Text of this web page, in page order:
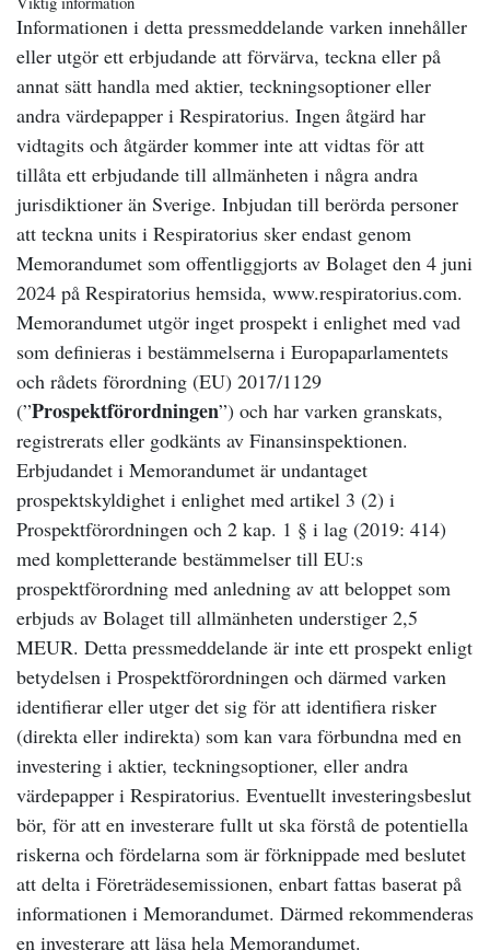
Informationen i detta pressmeddelande varken innehåller
eller utgör ett erbjudande att förvärva, teckna eller på
annat sätt handla med aktier, teckningsoptioner eller
andra värdepapper i Respiratorius. Ingen åtgärd har
vidtagits och åtgärder kommer inte att vidtas för att
tillåta ett erbjudande till allmänheten i några andra
jurisdiktioner än Sverige. Inbjudan till berörda personer
att teckna units i Respiratorius sker endast genom
Memorandumet som offentliggjorts av Bolaget den 4 juni
2024 på Respiratorius hemsida, www.respiratorius.com.
Memorandumet utgör inget prospekt i enlighet med vad
som definieras i bestämmelserna i Europaparlamentets
och rådets förordning (EU) 2017/1129
(”Prospektförordningen”) och har varken granskats,
registrerats eller godkänts av Finansinspektionen.
Erbjudandet i Memorandumet är undantaget
prospektskyldighet i enlighet med artikel 3 (2) i
Prospektförordningen och 2 kap. 1 § i lag (2019: 414)
med kompletterande bestämmelser till EU:s
prospektförordning med anledning av att beloppet som
erbjuds av Bolaget till allmänheten understiger 2,5
MEUR. Detta pressmeddelande är inte ett prospekt enligt
betydelsen i Prospektförordningen och därmed varken
identifierar eller utger det sig för att identifiera risker
(direkta eller indirekta) som kan vara förbundna med en
investering i aktier, teckningsoptioner, eller andra
värdepapper i Respiratorius. Eventuellt investeringsbeslut
bör, för att en investerare fullt ut ska förstå de potentiella
riskerna och fördelarna som är förknippade med beslutet
att delta i Företrädesemissionen, enbart fattas baserat på
informationen i Memorandumet. Därmed rekommenderas
en investerare att läsa hela Memorandumet.